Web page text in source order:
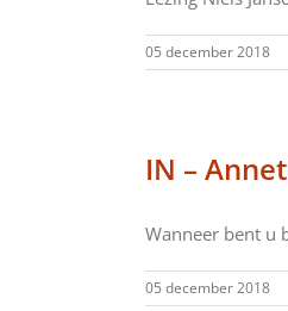
05 december 2018
IN –
Wanneer bent u
05 december 2018